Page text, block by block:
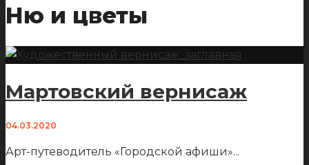
Ню и цветы
Мартовский вернисаж
04.03.2020
Арт-путеводитель «Городской афиши»...